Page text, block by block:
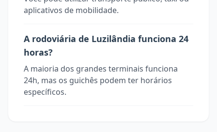
aplicativos de mobilidade.
A rodoviária de Luzilândia funciona 24
horas?
A maioria dos grandes terminais funciona
24h, mas os guichês podem ter horários
específicos.